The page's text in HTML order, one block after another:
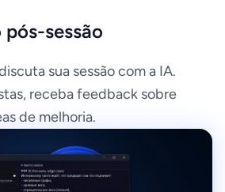
pós-sessão
sua sessão com a IA.
receba feedback sobre
de melhoria.